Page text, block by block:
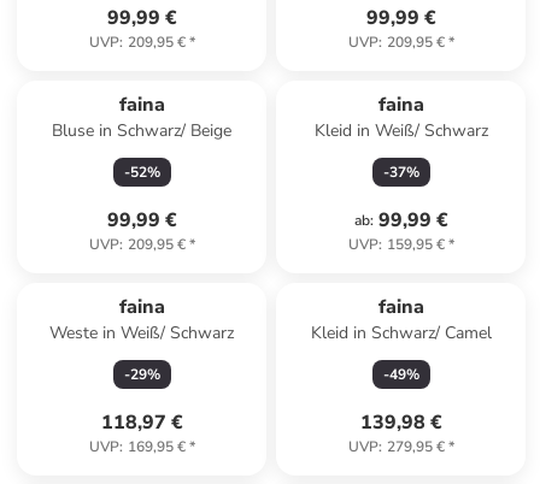
99,99 €
UVP: 209,95 €*
99,99 €
UVP: 209,95 €*
faina
Bluse in Schwarz/ Beige
-52%
99,99 €
UVP: 209,95 €*
faina
Kleid in Weiß/ Schwarz
-37%
ab: 99,99 €
UVP: 159,95 €*
faina
Weste in Weiß/ Schwarz
-29%
118,97 €
UVP: 169,95 €*
faina
Kleid in Schwarz/ Camel
-49%
139,98 €
UVP: 279,95 €*